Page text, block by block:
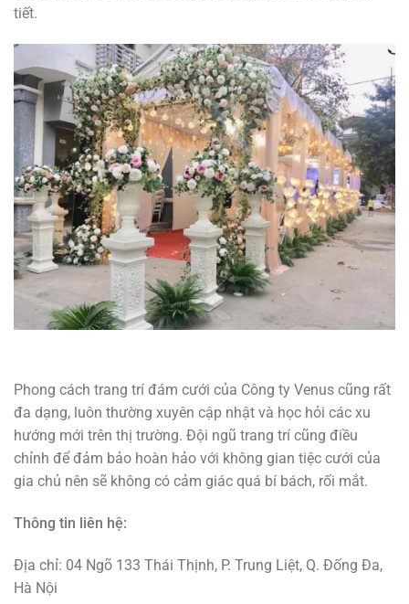
tiết.
Phong cách trang trí đám cưới của Công ty Venus cũng rất
đa dạng, luôn thường xuyên cập nhật và học hỏi các xu
hướng mới trên thị trường. Đội ngũ trang trí cũng điều
chỉnh để đảm bảo hoàn hảo với không gian tiệc cưới của
gia chủ nên sẽ không có cảm giác quá bí bách, rối mắt.
Thông tin liên hệ:
Địa chỉ: 04 Ngõ 133 Thái Thịnh, P. Trung Liệt, Q. Đống Đa,
Hà Nội